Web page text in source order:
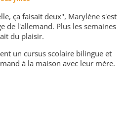
ça faisait deux", Marylène s'est
de l'allemand. Plus les semaines
du plaisir.
un cursus scolaire bilingue et
à la maison avec leur mère.